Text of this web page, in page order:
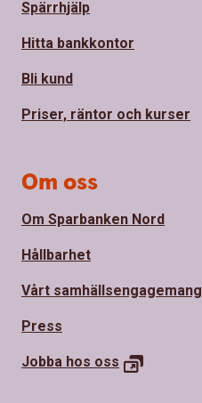
Spärrhjälp
Hitta bankkontor
Bli kund
Priser, räntor och kurser
Om oss
Om Sparbanken Nord
Hållbarhet
Vårt samhällsengagemang
Press
Jobba hos oss